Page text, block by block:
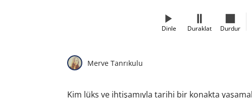
Dinle Duraklat Durdur
Merve Tanrıkulu
Kim lüks ve ihtişamıyla tarihi bir konakta